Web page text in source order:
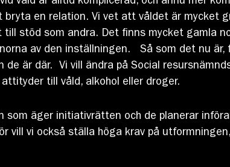
en relation. Vi vet att våldet är mycket
stöd som andra. Det finns mycket gamla
av den inställningen. Så som det nu
är där. Vi vill ändra på Social
till våld, alkohol eller droger.
som äger initiativrätten och de planerar
vill vi också ställa höga krav på